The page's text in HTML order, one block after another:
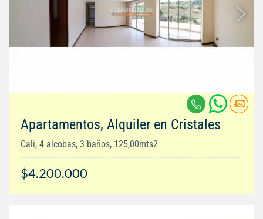
Apartamentos, Alquiler en Cristales
Cali, 4 alcobas, 3 baños, 125,00mts2
$4.200.000